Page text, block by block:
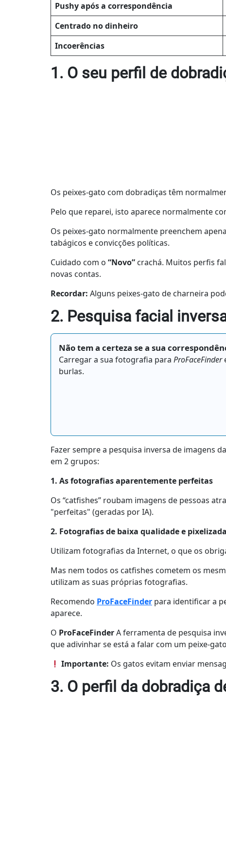
Pushy após a correspondência
Centrado no dinheiro
Incoerências
1. O seu perfil de
Os peixes-gato com dobradiças têm
Pelo que reparei, isto aparece normalmente
Os peixes-gato normalmente preenchem
tabágicos e convicções políticas.
Cuidado com o “Novo” crachá. Muitos perfis
novas contas.
Recordar: Alguns peixes-gato de charneira
2. Pesquisa facial
Não tem a certeza se a sua
Carregar a sua fotografia para ProFaceFinder
burlas.
Fazer sempre a pesquisa inversa de imagens
em 2 grupos:
1. As fotografias aparentemente perfeitas
Os “catfishes” roubam imagens de pessoas
"perfeitas" (geradas por IA).
2. Fotografias de baixa qualidade e
Utilizam fotografias da Internet, o que os
Mas nem todos os catfishes cometem os
utilizam as suas próprias fotografias.
Recomendo ProFaceFinder para identificar a
aparece.
O ProFaceFinderA ferramenta de pesquisa
que adivinhar se está a falar com um peixe-
Importante: Os gatos evitam enviar
3. O perfil da dobradiça